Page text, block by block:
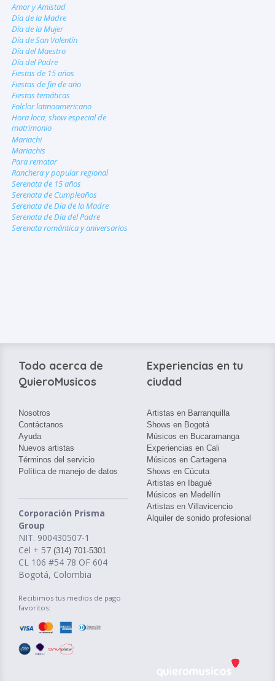
Amor y Amistad
Día de la Madre
Día de la Mujer
Día de San Valentín
Día del Maestro
Día del Padre
Fiestas de 15 años
Fiestas de fin de año
Fiestas temáticas
Folclor latinoamericano
Hora loca, show especial de
matrimonio
Mariachi
Mariachis
Para rematar
Ranchera y popular regional
Serenata de 15 años
Serenata de Cumpleaños
Serenata de Día de la Madre
Serenata de Día del Padre
Serenata romántica y aniversarios
Todo acerca de
QuieroMusicos
Nosotros
Contáctanos
Ayuda
Nuevos artistas
Términos del servicio
Política de manejo de datos
Corporación Prisma
Group
NIT. 900430507-1
Cel + 57 (314) 701-5301
CL 106 #54 78 OF 604
Bogotá, Colombia
Recibimos tus medios de pago
favoritos:
Experiencias en tu
ciudad
Artistas en Barranquilla
Shows en Bogotá
Músicos en Bucaramanga
Experiencias en Cali
Músicos en Cartagena
Shows en Cúcuta
Artistas en Ibagué
Músicos en Medellín
Artistas en Villavicencio
Alquiler de sonido profesional